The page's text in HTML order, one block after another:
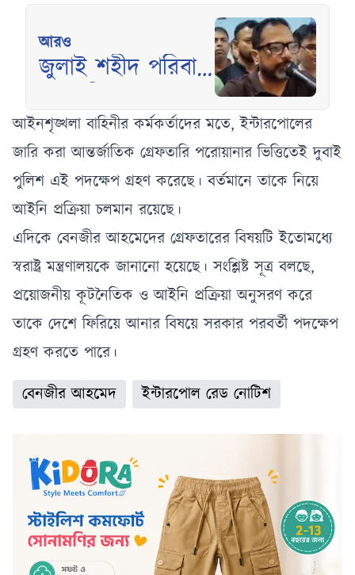
আরও
জুলাই শহীদ পরিবার
বিনামূল্যে আধুনিক
ফ্ল্যাট সুবিধা
আইনশৃঙ্খলা বাহিনীর কর্মকর্তাদের মতে, ইন্টারপোলের
জারি করা আন্তর্জাতিক গ্রেফতারি পরোয়ানার ভিত্তিতেই দুবাই
পুলিশ এই পদক্ষেপ গ্রহণ করেছে। বর্তমানে তাকে নিয়ে
আইনি প্রক্রিয়া চলমান রয়েছে।
এদিকে বেনজীর আহমেদের গ্রেফতারের বিষয়টি ইতোমধ্যে
স্বরাষ্ট্র মন্ত্রণালয়কে জানানো হয়েছে। সংশ্লিষ্ট সূত্র বলছে,
প্রয়োজনীয় কূটনৈতিক ও আইনি প্রক্রিয়া অনুসরণ করে
তাকে দেশে ফিরিয়ে আনার বিষয়ে সরকার পরবর্তী পদক্ষেপ
গ্রহণ করতে পারে।
বেনজীর আহমেদ
ইন্টারপোল রেড নোটিশ